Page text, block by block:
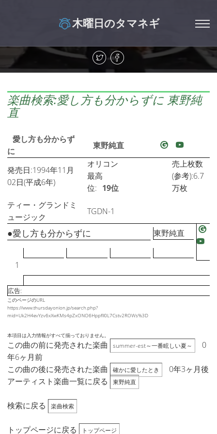
木曜日のタマネギ
楽曲検索:愛し方も分からずに 東野純
直
愛し方も分からず
に
東野純直
発売日:1994年11月
02日(平成6年)
オリコン
最高
位: 19位
売上枚数
(参考):6.7
万枚
ティー・グランドミ
ュージック
TGDN-1
1
●愛し方も分からずに 東野純直
広告:
このページのURL
https://www.thursdayonion.jp/search.php?
mid=Uk2H4evYzv6xXwKMs4pZxONO6Hppfll0L7Cstv2ROWs%3D
本項目は入力情報がすべて揃っておりません。
この曲の前に発売された楽曲 summer-est～一番眩しい夏～
0
年6ヶ月前
この曲の後に発売された楽曲
確かに愛したとき
0年3ヶ月後
アーティスト楽曲一覧に戻る
東野純直
検索に戻る 楽曲検索
トップページに戻る トップページ